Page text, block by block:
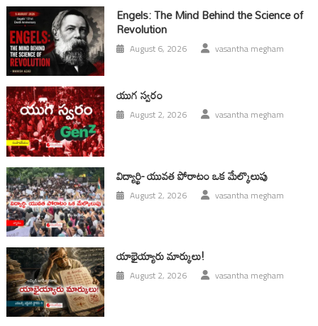
Engels: The Mind Behind the Science of
Revolution
August 6, 2026 vasantha megham
యుగ స్వ‌రం
August 2, 2026 vasantha megham
విద్యార్థి- యువత పోరాటం ఒక మేల్కొలుపు
August 2, 2026 vasantha megham
యాభైయ్యారు మార్కులు!
August 2, 2026 vasantha megham